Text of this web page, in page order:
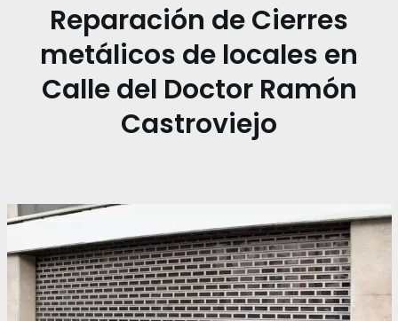
Reparación de Cierres
metálicos de locales en
Calle del Doctor Ramón
Castroviejo